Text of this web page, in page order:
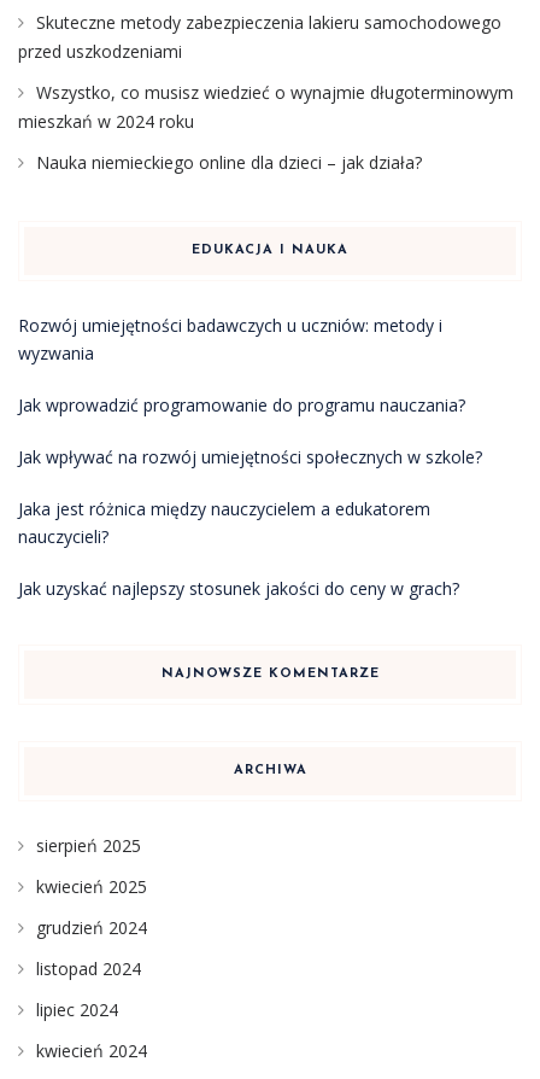
Skuteczne metody zabezpieczenia lakieru samochodowego
przed uszkodzeniami
Wszystko, co musisz wiedzieć o wynajmie długoterminowym
mieszkań w 2024 roku
Nauka niemieckiego online dla dzieci – jak działa?
EDUKACJA I NAUKA
Rozwój umiejętności badawczych u uczniów: metody i
wyzwania
Jak wprowadzić programowanie do programu nauczania?
Jak wpływać na rozwój umiejętności społecznych w szkole?
Jaka jest różnica między nauczycielem a edukatorem
nauczycieli?
Jak uzyskać najlepszy stosunek jakości do ceny w grach?
NAJNOWSZE KOMENTARZE
ARCHIWA
sierpień 2025
kwiecień 2025
grudzień 2024
listopad 2024
lipiec 2024
kwiecień 2024